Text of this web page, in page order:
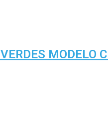
MODELO